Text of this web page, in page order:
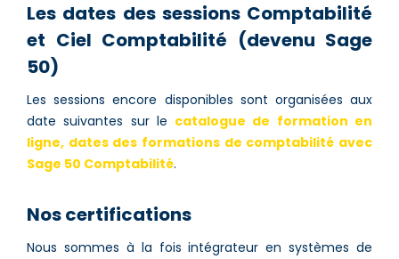
Les dates des sessions Comptabilité
et Ciel Comptabilité (devenu Sage
50)
Les sessions encore disponibles sont organisées aux
date suivantes sur le catalogue de formation en
ligne, dates des formations de comptabilité avec
Sage 50 Comptabilité.
Nos certifications
Nous sommes à la fois intégrateur en systèmes de